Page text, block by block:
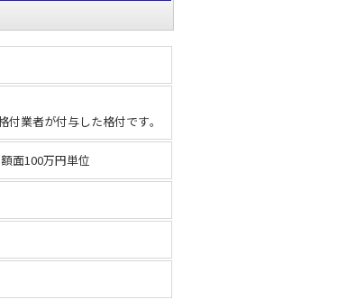
業者が付与した格付です｡
面100万円単位